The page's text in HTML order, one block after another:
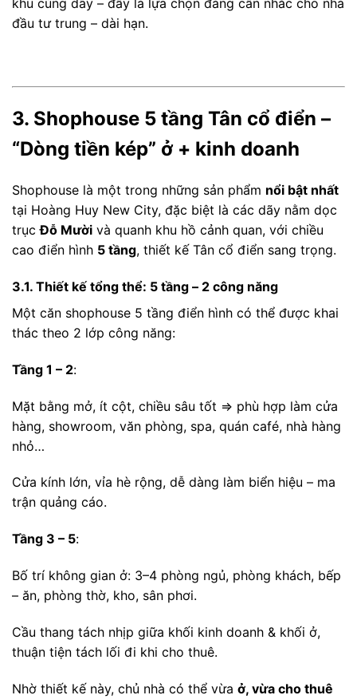
đầu tư trung – dài hạn.
3. Shophouse 5 tầng Tân cổ điển –
“Dòng tiền kép” ở + kinh doanh
Shophouse là một trong những sản phẩm nổi bật nhất
tại Hoàng Huy New City, đặc biệt là các dãy nằm dọc
trụcĐỗ Mười và quanh khu hồ cảnh quan, với chiều
cao điển hình 5 tầng, thiết kế Tân cổ điển sang trọng.
3.1. Thiết kế tổng thể: 5 tầng – 2 công năng
Một căn shophouse 5 tầng điển hình có thể được khai
thác theo 2 lớp công năng:
Tầng 1 – 2:
Mặt bằng mở, ít cột, chiều sâu tốt ⇒ phù hợp làm cửa
hàng, showroom, văn phòng, spa, quán café, nhà hàng
nhỏ…
Cửa kính lớn, vỉa hè rộng, dễ dàng làm biển hiệu – ma
trận quảng cáo.
Tầng 3 – 5:
Bố trí không gian ở: 3–4 phòng ngủ, phòng khách, bếp
– ăn, phòng thờ, kho, sân phơi.
Cầu thang tách nhịp giữa khối kinh doanh & khối ở,
thuận tiện tách lối đi khi cho thuê.
Nhờ thiết kế này, chủ nhà có thể vừa ở, vừa cho thuê